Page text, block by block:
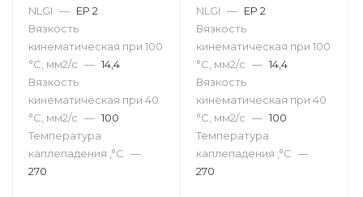
NLGI — EP 2
Вязкость
кинематическая при 100
°С, мм2/с — 14,4
Вязкость
кинематическая при 40
°С, мм2/с — 100
Температура
каплепадения ,°C —
270
NLGI — EP 2
Вязкость
кинематическая при 100
°С, мм2/с — 14,4
Вязкость
кинематическая при 40
°С, мм2/с — 100
Температура
каплепадения ,°C —
270